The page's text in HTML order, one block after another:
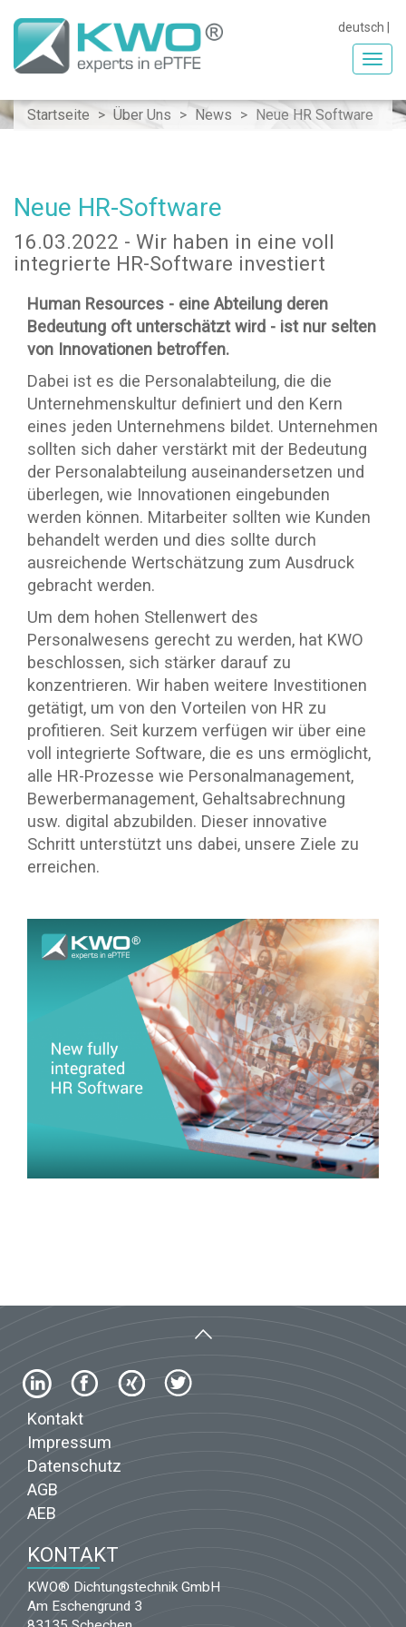
deutsch
Startseite Über Uns News Neue HR Software
Neue HR-Software
16.03.2022 - Wir haben in eine voll
integrierte HR-Software investiert
Human Resources - eine Abteilung deren
Bedeutung oft unterschätzt wird - ist nur selten
von Innovationen betroffen.
Dabei ist es die Personalabteilung, die die
Unternehmenskultur definiert und den Kern
eines jeden Unternehmens bildet. Unternehmen
sollten sich daher verstärkt mit der Bedeutung
der Personalabteilung auseinandersetzen und
überlegen, wie Innovationen eingebunden
werden können. Mitarbeiter sollten wie Kunden
behandelt werden und dies sollte durch
ausreichende Wertschätzung zum Ausdruck
gebracht werden.
Um dem hohen Stellenwert des
Personalwesens gerecht zu werden, hat KWO
beschlossen, sich stärker darauf zu
konzentrieren. Wir haben weitere Investitionen
getätigt, um von den Vorteilen von HR zu
profitieren. Seit kurzem verfügen wir über eine
voll integrierte Software, die es uns ermöglicht,
alle HR-Prozesse wie Personalmanagement,
Bewerbermanagement, Gehaltsabrechnung
usw. digital abzubilden. Dieser innovative
Schritt unterstützt uns dabei, unsere Ziele zu
erreichen.
Kontakt
Impressum
Datenschutz
AGB
AEB
KONTAKT
KWO® Dichtungstechnik GmbH
Am Eschengrund 3